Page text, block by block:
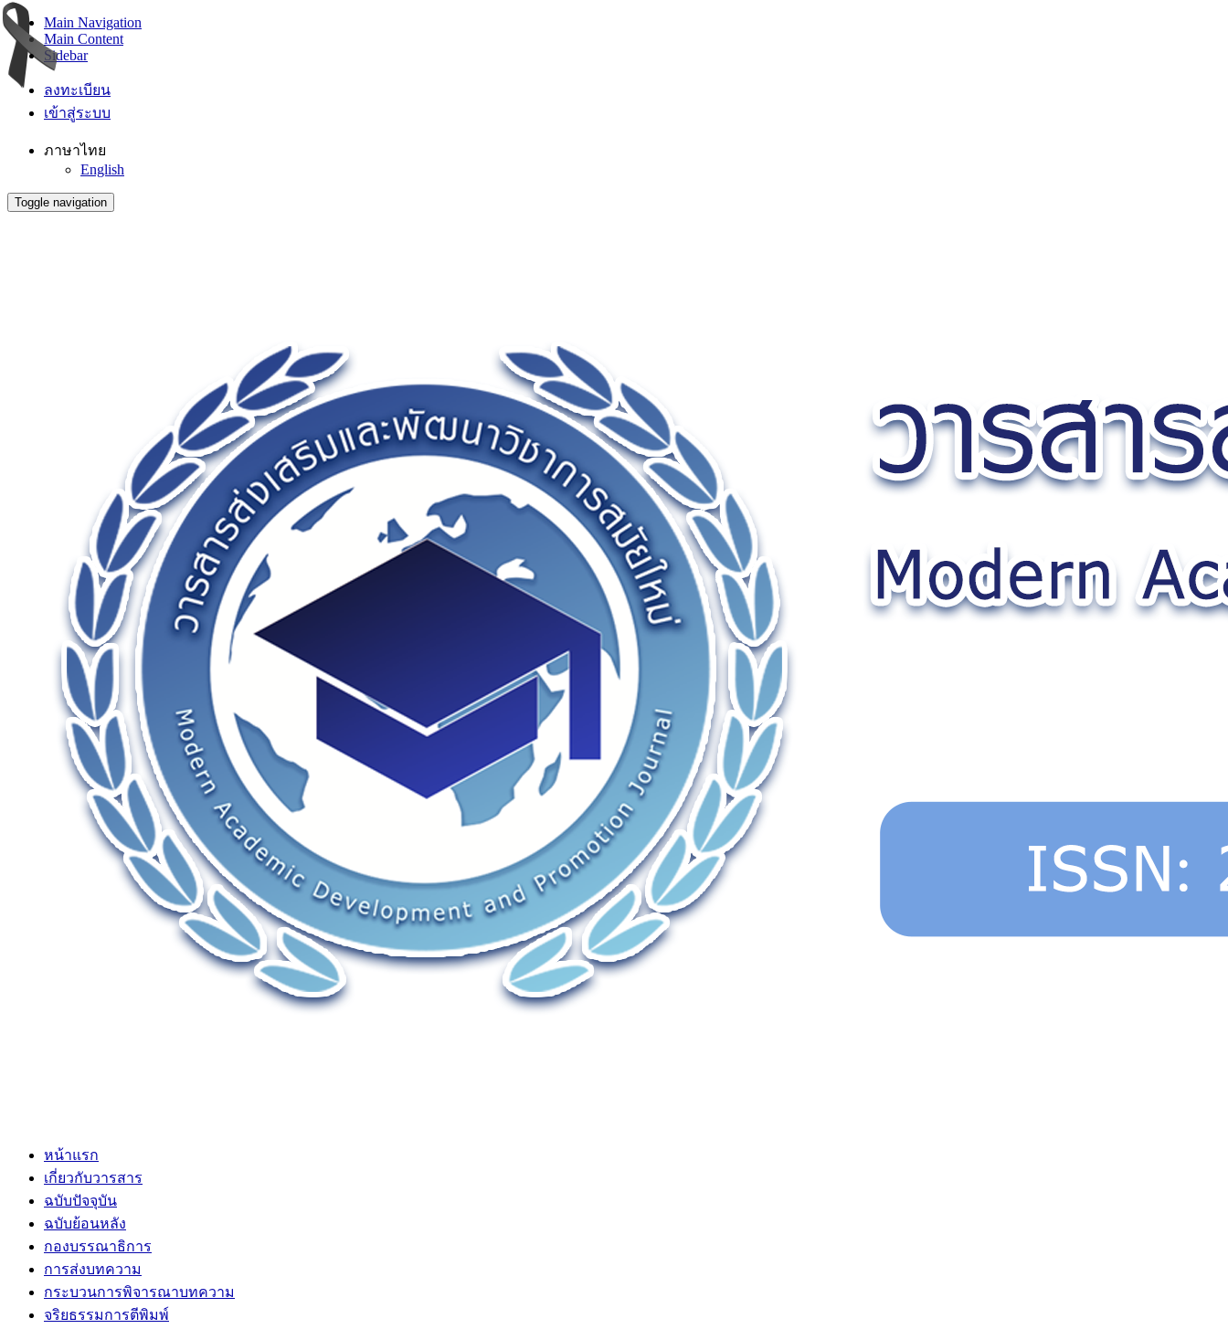
Main Navigation
Main Content
Sidebar
ลงทะเบียน
เข้าสู่ระบบ
ภาษาไทย
English
Toggle navigation
หน้าแรก
เกี่ยวกับวารสาร
ฉบับปัจจุบัน
ฉบับย้อนหลัง
กองบรรณาธิการ
การส่งบทความ
กระบวนการพิจารณาบทความ
จริยธรรมการตีพิมพ์